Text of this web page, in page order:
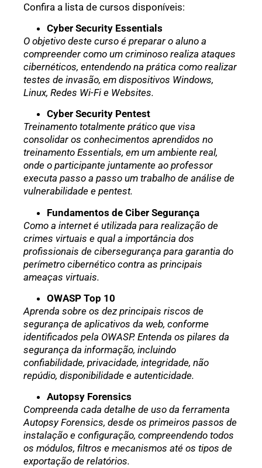
Confira a lista de cursos disponíveis:
Cyber Security Essentials
O objetivo deste curso é preparar o aluno a
compreender como um criminoso realiza ataques
cibernéticos, entendendo na prática como realizar
testes de invasão, em dispositivos Windows,
Linux, Redes Wi-Fi e Websites.
Cyber Security Pentest
Treinamento totalmente prático que visa
consolidar os conhecimentos aprendidos no
treinamento Essentials, em um ambiente real,
onde o participante juntamente ao professor
executa passo a passo um trabalho de análise de
vulnerabilidade e pentest.
Fundamentos de Ciber Segurança
Como a internet é utilizada para realização de
crimes virtuais e qual a importância dos
profissionais de cibersegurança para garantia do
perímetro cibernético contra as principais
ameaças virtuais.
OWASP Top 10
Aprenda sobre os dez principais riscos de
segurança de aplicativos da web, conforme
identificados pela OWASP. Entenda os pilares da
segurança da informação, incluindo
confiabilidade, privacidade, integridade, não
repúdio, disponibilidade e autenticidade.
Autopsy Forensics
Compreenda cada detalhe de uso da ferramenta
Autopsy Forensics, desde os primeiros passos de
instalação e configuração, compreendendo todos
os módulos, filtros e mecanismos até os tipos de
exportação de relatórios.